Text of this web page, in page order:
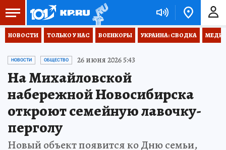
НОВОСТИ ТОЛЬКО У НАС ВОЕНКОРЫ УКРАИНА: СВОДКА
НОВОСТИ ОБЩЕСТВО 26 июня 2026 5:43
На Михайловской
набережной Новосибирска
откроют семейную лавочку-
перголу
Новый объект появится ко Дню семьи,